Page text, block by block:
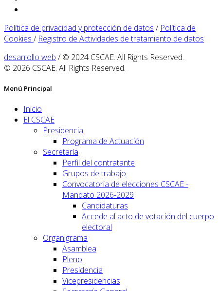
Política de privacidad y protección de datos / Política de
Cookies / Registro de Actividades de tratamiento de datos
desarrollo web / © 2024 CSCAE. All Rights Reserved.
© 2026 CSCAE. All Rights Reserved.
Menú Principal
Inicio
El CSCAE
Presidencia
Programa de Actuación
Secretaría
Perfil del contratante
Grupos de trabajo
Convocatoria de elecciones CSCAE -
Mandato 2026-2029
Candidaturas
Accede al acto de votación del cuerpo
electoral
Organigrama
Asamblea
Pleno
Presidencia
Vicepresidencias